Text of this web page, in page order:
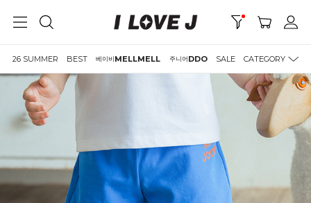
26 SUMMER BEST 베이비MELLMELL 주니어DDO SALE CATEGORY